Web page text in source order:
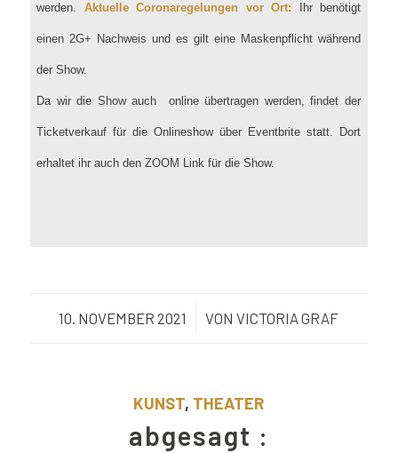
werden. Aktuelle Coronaregelungen vor Ort: Ihr benötigt
einen 2G+ Nachweis und es gilt eine Maskenpflicht während
der Show.
Da wir die Show auch online übertragen werden, findet der
Ticketverkauf für die Onlineshow über Eventbrite statt. Dort
erhaltet ihr auch den ZOOM Link für die Show.
10. NOVEMBER 2021
/ VONVICTORIA GRAF
KUNST, THEATER
abgesagt :